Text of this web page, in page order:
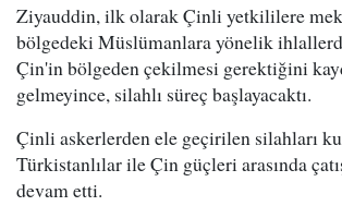
Ziyauddin, ilk olarak Çinli yetkililere
bölgedeki Müslümanlara yönelik
Çin'in bölgeden çekilmesi gerektiğini
gelmeyince, silahlı süreç başlayacaktı.
Çinli askerlerden ele geçirilen silahları
Türkistanlılar ile Çin güçleri arasında
devam etti.